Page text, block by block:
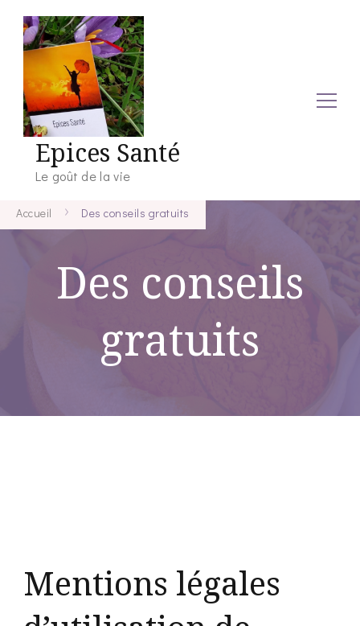
Epices Santé
Le goût de la vie
Accueil Des conseils gratuits
Des conseils
gratuits
Mentions légales